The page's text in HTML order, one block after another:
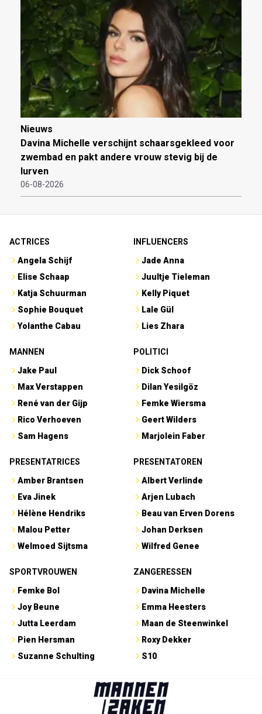
Nieuws
Davina Michelle verschijnt schaarsgekleed voor
zwembad en pakt andere vrouw stevig bij de
lurven
06-08-2026
ACTRICES
Angela Schijf
Elise Schaap
Katja Schuurman
Sophie Bouquet
Yolanthe Cabau
INFLUENCERS
Jade Anna
Juultje Tieleman
Kelly Piquet
Lale Gül
Lies Zhara
MANNEN
Jake Paul
Max Verstappen
René van der Gijp
Rico Verhoeven
Sam Hagens
POLITICI
Dick Schoof
Dilan Yesilgöz
Femke Wiersma
Geert Wilders
Marjolein Faber
PRESENTATRICES
Amber Brantsen
Eva Jinek
Hélène Hendriks
Malou Petter
Welmoed Sijtsma
PRESENTATOREN
Albert Verlinde
Arjen Lubach
Beau van Erven Dorens
Johan Derksen
Wilfred Genee
SPORTVROUWEN
Femke Bol
Joy Beune
Jutta Leerdam
Pien Hersman
Suzanne Schulting
ZANGERESSEN
Davina Michelle
Emma Heesters
Maan de Steenwinkel
Roxy Dekker
S10